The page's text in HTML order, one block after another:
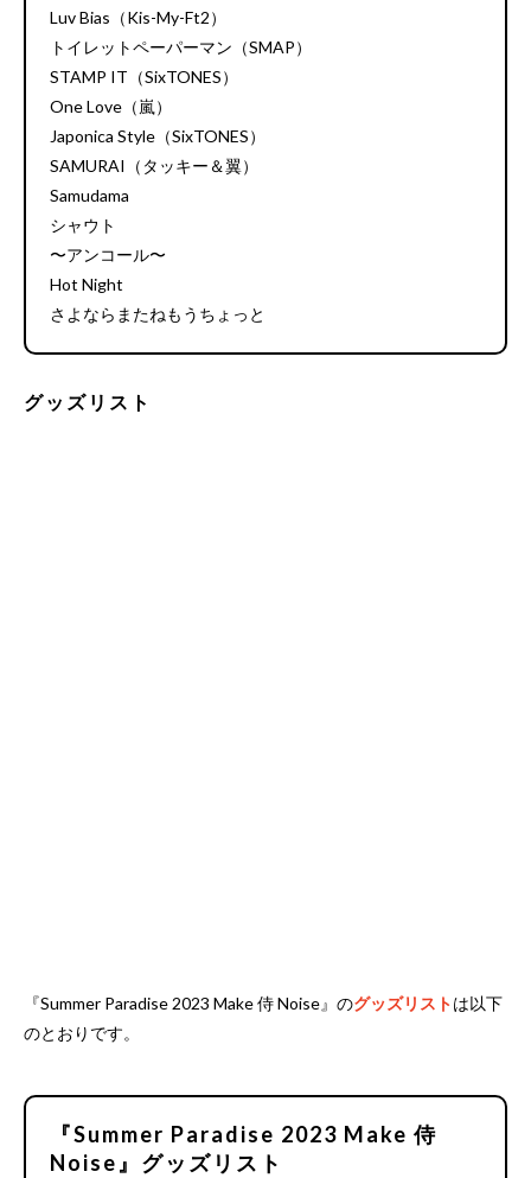
Luv Bias（Kis-My-Ft2）
トイレットペーパーマン（SMAP）
STAMP IT（SixTONES）
One Love（嵐）
Japonica Style（SixTONES）
SAMURAI（タッキー＆翼）
Samudama
シャウト
〜アンコール〜
Hot Night
さよならまたねもうちょっと
グッズリスト
『Summer Paradise 2023 Make 侍 Noise』のグッズリストは以下
のとおりです。
『Summer Paradise 2023 Make 侍
Noise』グッズリスト